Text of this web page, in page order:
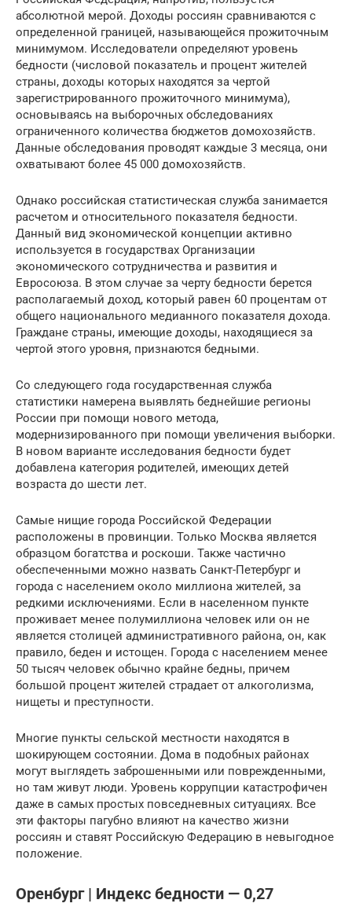
абсолютной мерой. Доходы россиян сравниваются с
определенной границей, называющейся прожиточным
минимумом. Исследователи определяют уровень
бедности (числовой показатель и процент жителей
страны, доходы которых находятся за чертой
зарегистрированного прожиточного минимума),
основываясь на выборочных обследованиях
ограниченного количества бюджетов домохозяйств.
Данные обследования проводят каждые 3 месяца, они
охватывают более 45 000 домохозяйств.
Однако российская статистическая служба занимается
расчетом и относительного показателя бедности.
Данный вид экономической концепции активно
используется в государствах Организации
экономического сотрудничества и развития и
Евросоюза. В этом случае за черту бедности берется
располагаемый доход, который равен 60 процентам от
общего национального медианного показателя дохода.
Граждане страны, имеющие доходы, находящиеся за
чертой этого уровня, признаются бедными.
Со следующего года государственная служба
статистики намерена выявлять беднейшие регионы
России при помощи нового метода,
модернизированного при помощи увеличения выборки.
В новом варианте исследования бедности будет
добавлена категория родителей, имеющих детей
возраста до шести лет.
Самые нищие города Российской Федерации
расположены в провинции. Только Москва является
образцом богатства и роскоши. Также частично
обеспеченными можно назвать Санкт-Петербург и
города с населением около миллиона жителей, за
редкими исключениями. Если в населенном пункте
проживает менее полумиллиона человек или он не
является столицей административного района, он, как
правило, беден и истощен. Города с населением менее
50 тысяч человек обычно крайне бедны, причем
большой процент жителей страдает от алкоголизма,
нищеты и преступности.
Многие пункты сельской местности находятся в
шокирующем состоянии. Дома в подобных районах
могут выглядеть заброшенными или поврежденными,
но там живут люди. Уровень коррупции катастрофичен
даже в самых простых повседневных ситуациях. Все
эти факторы пагубно влияют на качество жизни
россиян и ставят Российскую Федерацию в невыгодное
положение.
Оренбург | Индекс бедности — 0,27